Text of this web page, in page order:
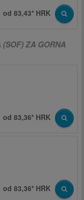
od 83,43* HRK
ZA GORNA
od 83,36* HRK
od 83,36* HRK